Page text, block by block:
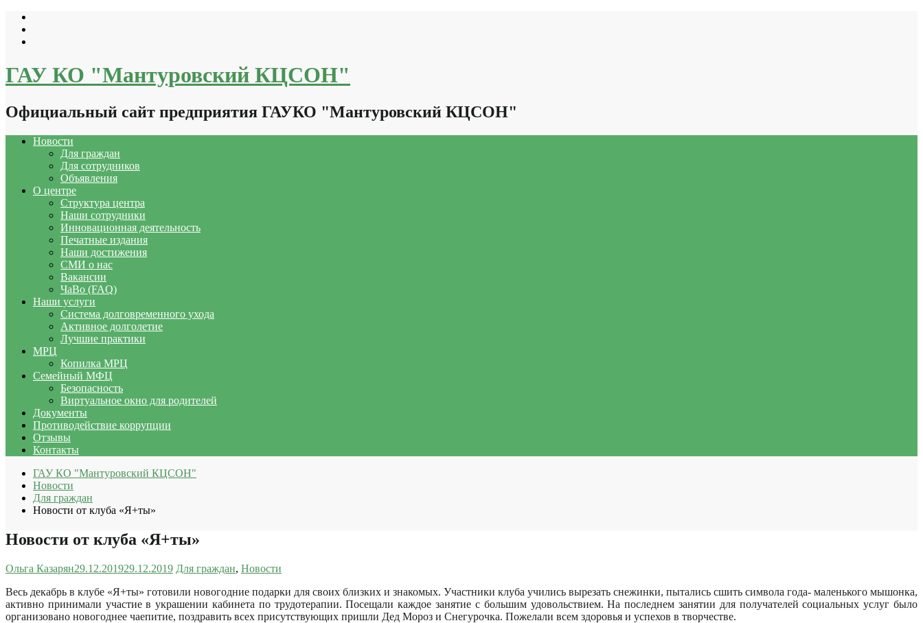
Перейти
содержимому
ГАУ КО "Мантуровский КЦСОН"
Официальный сайт предприятия ГАУКО "Мантуровский КЦСОН"
Новости
Для граждан
Для сотрудников
Объявления
О центре
Структура центра
Наши сотрудники
Инновационная деятельность
Печатные издания
Наши достижения
СМИ о нас
Вакансии
ЧаВо (FAQ)
Наши услуги
Система долговременного ухода
Активное долголетие
Лучшие практики
МРЦ
Копилка МРЦ
Семейный МФЦ
Безопасность
Виртуальное окно для родителей
Документы
Противодействие коррупции
Отзывы
Контакты
ГАУ КО "Мантуровский КЦСОН"
Новости
Для граждан
Новости от клуба «Я+ты»
Новости от клуба «Я+ты»
Ольга Казарян29.12.201929.12.2019 Для граждан, Новости
Весь декабрь в клубе «Я+ты» готовили новогодние подарки для своих близких и знакомых. Участники клуба учились вырезать снежинки, пытались сшить символа года- маленького мышонка,
активно принимали участие в украшении кабинета по трудотерапии.Посещали каждое занятие с большим удовольствием. На последнем занятии для получателей социальных услуг было
организовано новогоднее чаепитие, поздравить всех присутствующих пришли Дед Мороз и Снегурочка. Пожелали всем здоровья и успехов в творчестве.